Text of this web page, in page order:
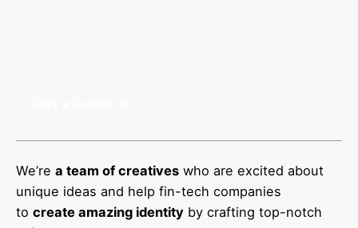
We’re a team of creatives who are excited about
unique ideas and help fin-tech companies
to create amazing identity by crafting top-notch